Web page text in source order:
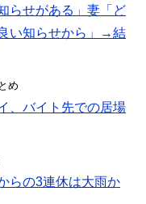
らせがある」妻「ど
い知らせから」→結
め
、バイト先での居場
らの3連休は大雨か